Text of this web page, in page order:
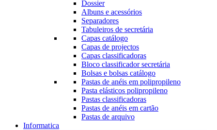
Dossier
Albuns e acessórios
Separadores
Tabuleiros de secretária
Capas catálogo
Capas de projectos
Capas classificadoras
Bloco classificador secretária
Bolsas e bolsas catálogo
Pastas de anéis em polipropileno
Pasta elásticos polipropileno
Pastas classificadoras
Pastas de anéis em cartão
Pastas de arquivo
Informatica